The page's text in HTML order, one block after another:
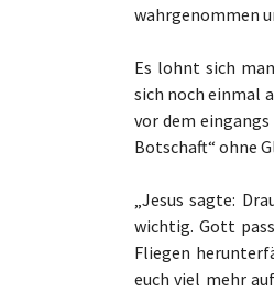
wahrgenommen
Es lohnt sich
sich noch einmal
vor dem
Botschaft“ ohne
„Jesus sagte:
wichtig. Gott
Fliegen
euch viel mehr